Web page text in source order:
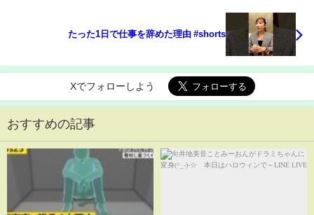
たった1日で仕事を辞めた理由 #shorts
Xでフォローしよう
おすすめの記事